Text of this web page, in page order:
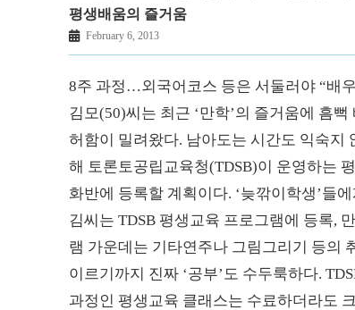
평생배움의 즐거움
February 6, 2013
8주 과정…외국어코스 등은 서둘러야 “배
김모(50)씨는 최근 ‘만학’의 즐거움에 흠
허함이 밀려왔다. 남아도는 시간도 익숙
해 토론토공립교육청(TDSB)이 운영하는
화반에 등록할 계획이다. ‘늦깎이학생’들
김씨는 TDSB 평생교육 프로그램에 등록,
램 가운데는 기타연주나 그림그리기 등의
이르기까지 진짜 ‘공부’도 수두룩하다.
과정인 평생교육 클래스는 수료하더라도